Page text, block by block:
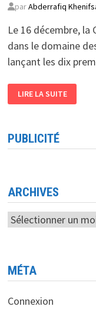
parAbderrafiq
Le 16 décembre, la
dans le domaine
lançant les dix
CHINE
RENFORCE
L’ESPACE
LANCEMENT
DE
LA
MÉGA-
CONSTELLATION
GUOWANG
LIRE LA SUITE
PUBLICITÉ
ARCHIVES
Archives
MÉTA
Connexion